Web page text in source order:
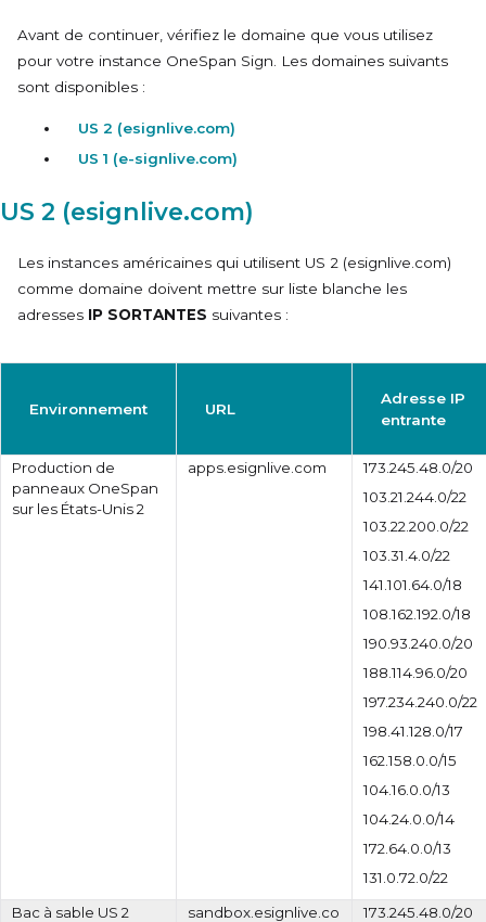
Avant de continuer, vérifiez le domaine que vous utilisez
pour votre instance OneSpan Sign. Les domaines suivants
sont disponibles :
US 2 (esignlive.com)
US 1 (e-signlive.com)
US 2 (esignlive.com)
Les instances américaines qui utilisent US 2 (esignlive.com)
comme domaine doivent mettre sur liste blanche les
adresses IP SORTANTES suivantes :
Environnement URL
Adresse IP
entrante
Production de
panneaux OneSpan
sur les États-Unis 2
apps.esignlive.com
173.245.48.0/20
103.21.244.0/22
103.22.200.0/22
103.31.4.0/22
141.101.64.0/18
108.162.192.0/18
190.93.240.0/20
188.114.96.0/20
197.234.240.0/22
198.41.128.0/17
162.158.0.0/15
104.16.0.0/13
104.24.0.0/14
172.64.0.0/13
131.0.72.0/22
Bac à sable US 2
sandbox.esignlive.co
173.245.48.0/20